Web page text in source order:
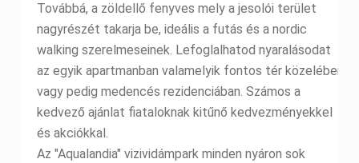
Továbbá, a zöldellő fenyves mely a jesolói terület
nagyrészét takarja be, ideális a futás és a nordic
walking szerelmeseinek. Lefoglalhatod nyaralásodat
az egyik apartmanban valamelyik fontos tér közelében
vagy pedig medencés rezidenciában. Számos a
kedvező ajánlat fiataloknak kitűnő kedvezményekkel
és akciókkal.
Az "Aqualandia" vizividámpark minden nyáron sok